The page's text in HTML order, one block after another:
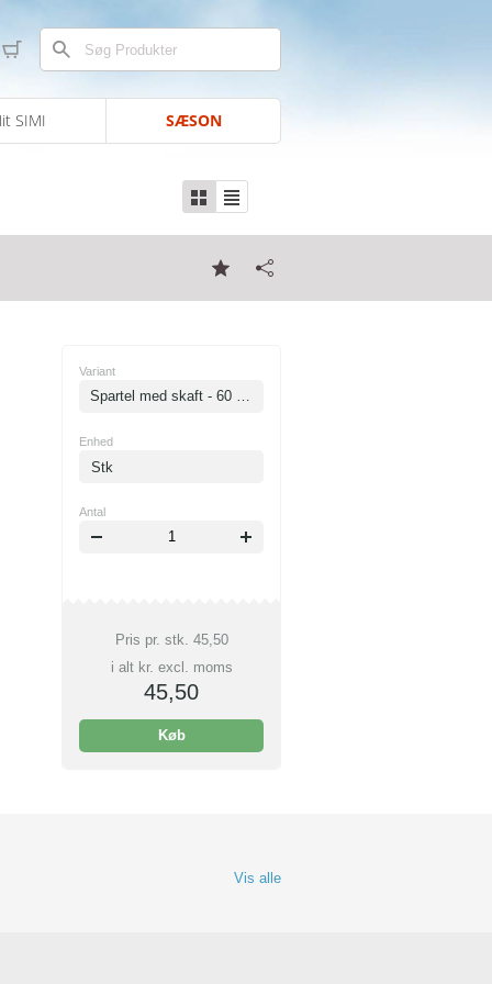
SIMI SÆSON
Variant
Spartel med skaft - 60 mm
Enhed
Stk
Antal
Pris pr. stk. 45,50
i alt kr. excl. moms
45,50
Køb
Vis alle